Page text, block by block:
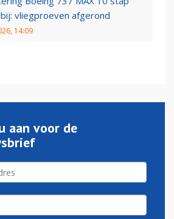
vliegproeven afgerond
14:09
aan voor de